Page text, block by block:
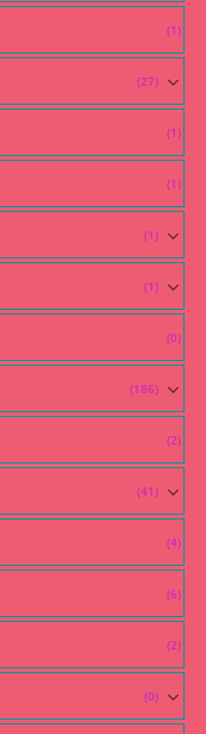
(1)
(27)
(1)
(1)
(1)
(1)
(0)
(186)
(2)
(41)
(4)
(6)
(2)
(0)